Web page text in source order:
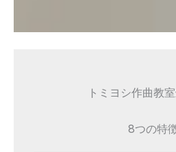
トミヨシ作曲教
8つの特